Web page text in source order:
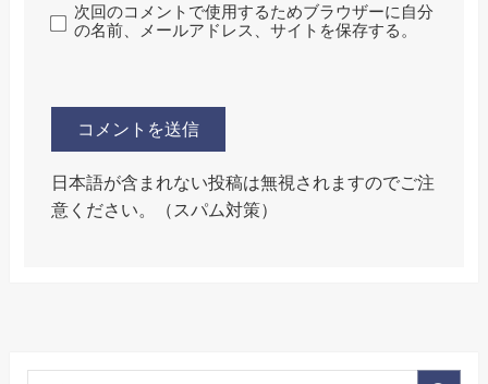
次回のコメントで使用するためブラウザーに自分
の名前、メールアドレス、サイトを保存する。
日本語が含まれない投稿は無視されますのでご注
意ください。（スパム対策）